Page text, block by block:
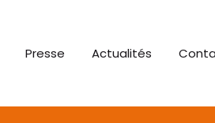
Presse Actualités